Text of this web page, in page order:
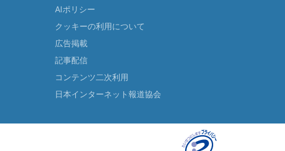
AIポリシー
クッキーの利用について
広告掲載
記事配信
コンテンツ二次利用
日本インターネット報道協会